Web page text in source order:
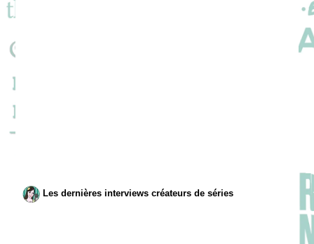
Les dernières interviews créateurs de séries